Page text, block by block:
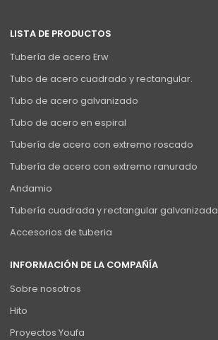
LISTA DE PRODUCTOS
Tubería de acero Erw
Tubo de acero cuadrado y rectangular.
Tubo de acero galvanizado
Tubo de acero en espiral
Tubería de acero con extremo roscado
Tubería de acero con extremo ranurado
Andamio
Tubería cuadrada y rectangular galvanizada
Accesorios de tuberia
INFORMACIÓN DE LA COMPAÑÍA
Sobre nosotros
Hito
Proyectos Youfa